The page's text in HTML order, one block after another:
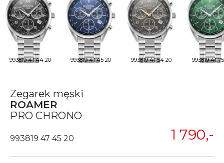
993819 41 44 20 993819 41 45 20 993819 41 54 20 993819 41
Zegarek męski
ROAMER
PRO CHRONO
993819 47 45 20 1 790,-